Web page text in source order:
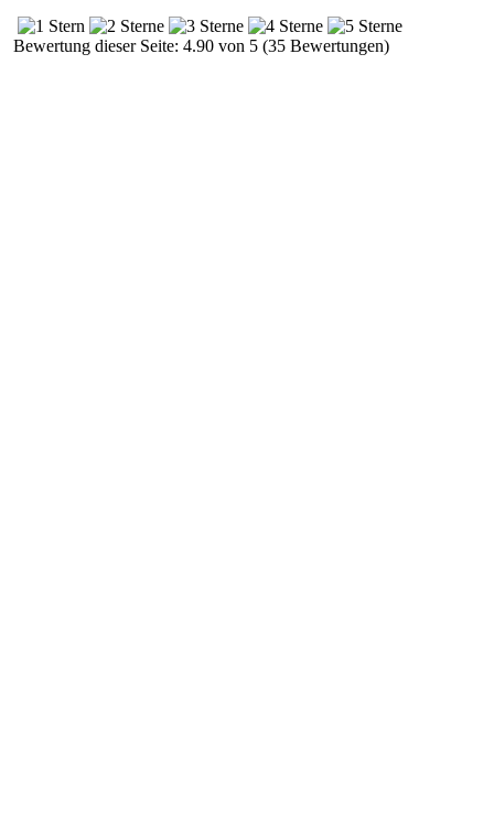
Bewertung dieser Seite: 4.90 von 5 (35 Bewertungen)